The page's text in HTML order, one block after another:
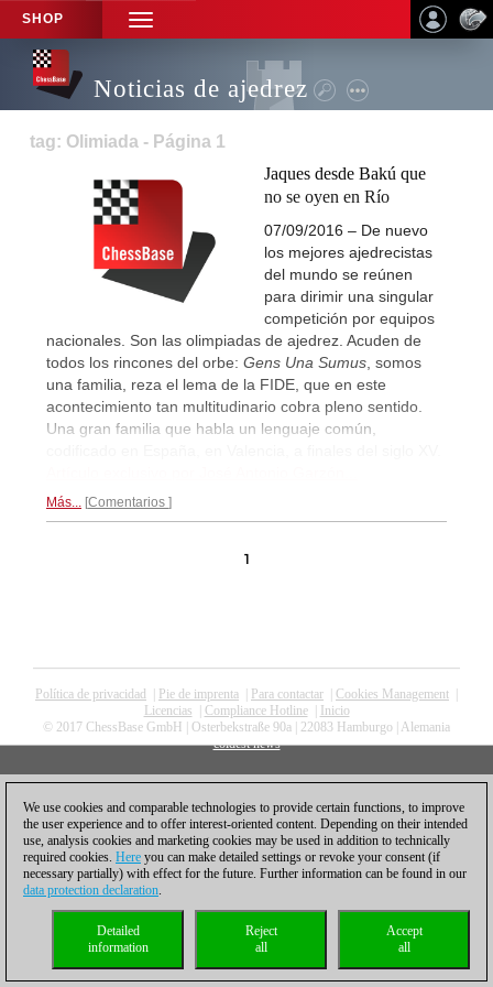
SHOP
TOGGLE
NAVIGATION
Noticias de ajedrez
tag: Olimiada - Página 1
Jaques desde Bakú que
no se oyen en Río
07/09/2016 – De nuevo
los mejores ajedrecistas
del mundo se reúnen
para dirimir una singular
competición por equipos
nacionales. Son las olimpiadas de ajedrez. Acuden de
todos los rincones del orbe: Gens Una Sumus , somos
una familia, reza el lema de la FIDE, que en este
acontecimiento tan multitudinario cobra pleno sentido.
Una gran familia que habla un lenguaje común,
Más... Comentarios
1
Política de privacidad Pie de imprenta Para contactar Cookies Management
Licencias
Compliance Hotline|
Inicio
© 2017 ChessBase GmbH | Osterbekstraße 90a | 22083 Hamburgo | Alemania
coldest news
We use cookies and comparable technologies to provide certain functions, to improve
the user experience and to offer interest-oriented content. Depending on their intended
use, analysis cookies and marketing cookies may be used in addition to technically
required cookies. Here you can make detailed settings or revoke your consent (if
necessary partially) with effect for the future. Further information can be found in our
data protection declaration.
Accept
all
Reject
all
Detailed
information